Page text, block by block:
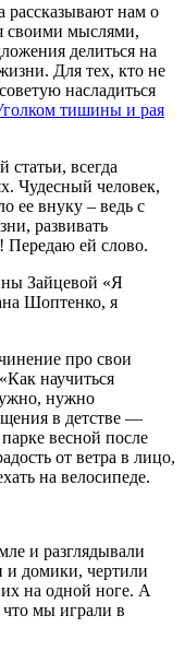
рассказывают нам о
своими мыслями,
делиться на
Для тех, кто не
насладиться
тишины и рая
всегда
Чудесный человек,
ее внуку – ведь с
развивать
Передаю ей слово.
Зайцевой «Я
Шоптенко, я
про свои
научиться
нужно
в детстве —
весной после
от ветра в лицо,
на велосипеде.
и разглядывали
и домики, чертили
на одной ноге. А
что мы играли в